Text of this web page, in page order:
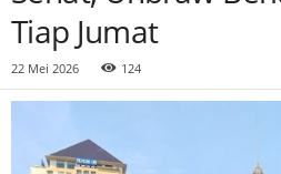
Tiap Jumat
22 Mei 2026 124